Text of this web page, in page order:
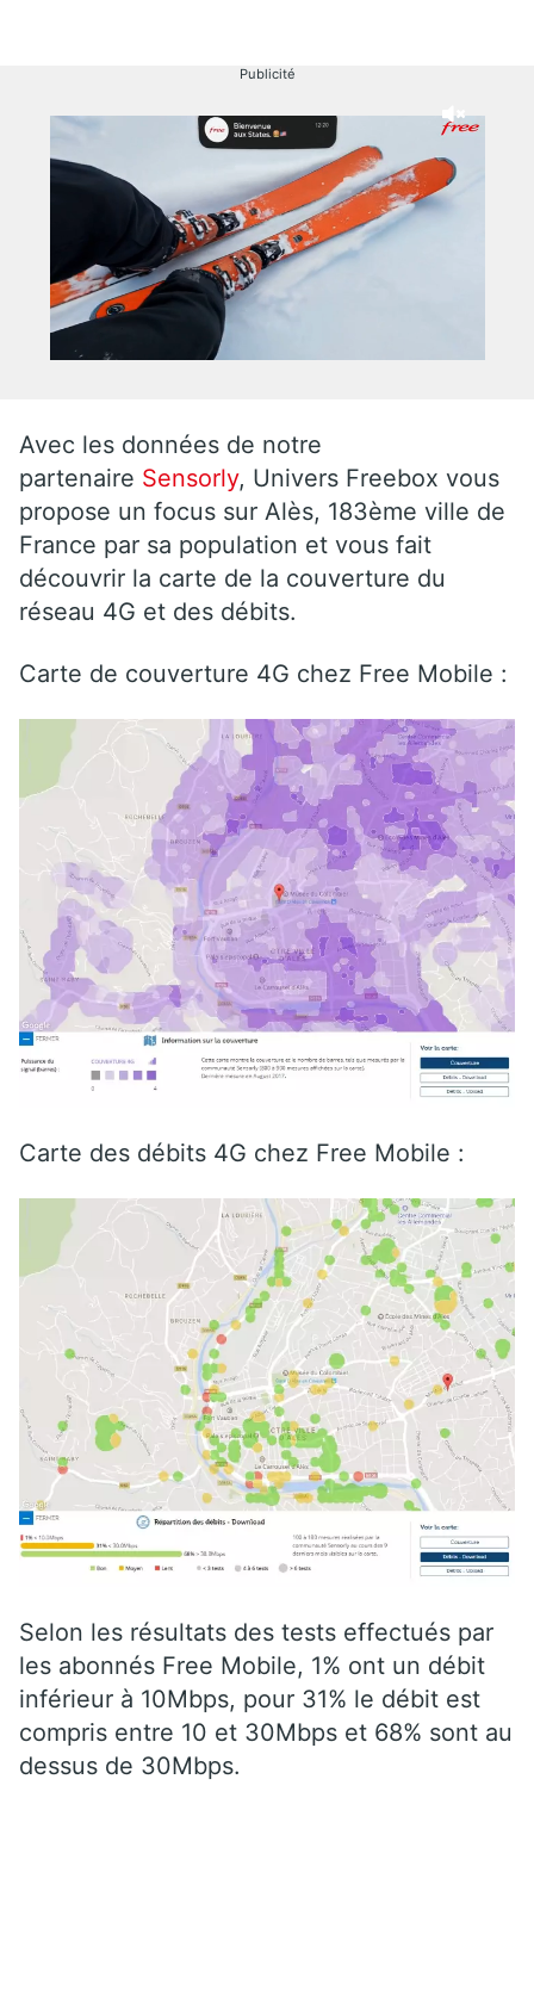
Publicité
Avec les données de notre
partenaire Sensorly, Univers Freebox vous
propose un focus sur Alès, 183ème ville de
France par sa population et vous fait
découvrir la carte de la couverture du
réseau 4G et des débits.
Carte de couverture 4G chez Free Mobile :
Carte des débits 4G chez Free Mobile :
Selon les résultats des tests effectués par
les abonnés Free Mobile, 1% ont un débit
inférieur à 10Mbps, pour 31% le débit est
compris entre 10 et 30Mbps et 68% sont au
dessus de 30Mbps.